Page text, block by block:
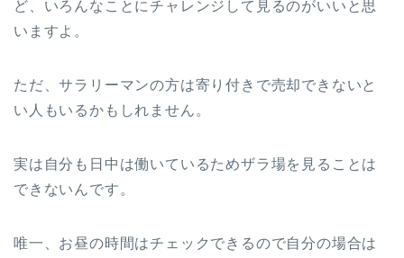
ど、いろんなことにチャレンジして見るのがいいと思
いますよ。
ただ、サラリーマンの方は寄り付きで売却できないと
い人もいるかもしれません。
実は自分も日中は働いているためザラ場を見ることは
できないんです。
唯一、お昼の時間はチェックできるので自分の場合は